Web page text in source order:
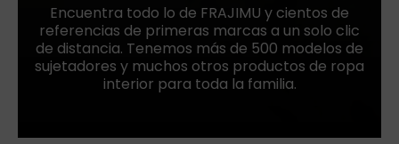
Encuentra todo lo de FRAJIMU y cientos de
referencias de primeras marcas a un solo clic
de distancia. Tenemos más de 500 modelos de
sujetadores y muchos otros productos de ropa
interior para toda la familia.